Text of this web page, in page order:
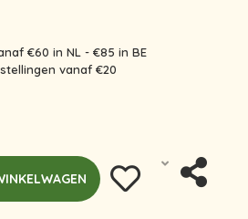
€60 in NL - €85 in BE
vanaf €20